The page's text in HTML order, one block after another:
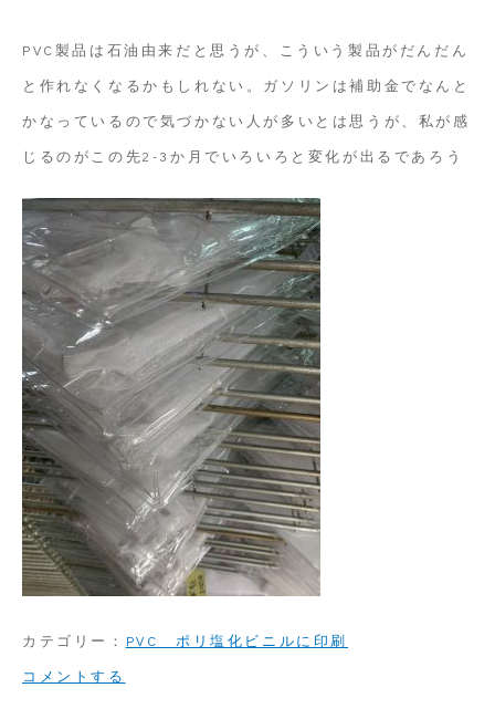
PVC製品は石油由来だと思うが、こういう製品がだんだん
と作れなくなるかもしれない。ガソリンは補助金でなんと
かなっているので気づかない人が多いとは思うが、私が感
じるのがこの先2-3か月でいろいろと変化が出るであろう
カテゴリー： PVC ポリ塩化ビニルに印刷
コメントする